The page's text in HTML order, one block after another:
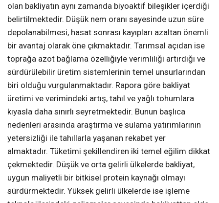
olan bakliyatın aynı zamanda biyoaktif bileşikler içerdiği
belirtilmektedir. Düşük nem oranı sayesinde uzun süre
depolanabilmesi, hasat sonrası kayıpları azaltan önemli
bir avantaj olarak öne çıkmaktadır. Tarımsal açıdan ise
toprağa azot bağlama özelliğiyle verimliliği artırdığı ve
sürdürülebilir üretim sistemlerinin temel unsurlarından
biri olduğu vurgulanmaktadır. Rapora göre bakliyat
üretimi ve verimindeki artış, tahıl ve yağlı tohumlara
kıyasla daha sınırlı seyretmektedir. Bunun başlıca
nedenleri arasında araştırma ve sulama yatırımlarının
yetersizliği ile tahıllarla yaşanan rekabet yer
almaktadır. Tüketimi şekillendiren iki temel eğilim dikkat
çekmektedir. Düşük ve orta gelirli ülkelerde bakliyat,
uygun maliyetli bir bitkisel protein kaynağı olmayı
sürdürmektedir. Yüksek gelirli ülkelerde ise işleme